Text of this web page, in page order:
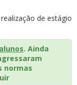
de estágio
. Ainda
normas